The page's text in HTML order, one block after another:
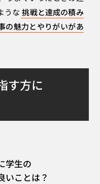
うな 挑戦と達成の積み
の魅力とやりがいがあ
す方に
学生の
いことは？